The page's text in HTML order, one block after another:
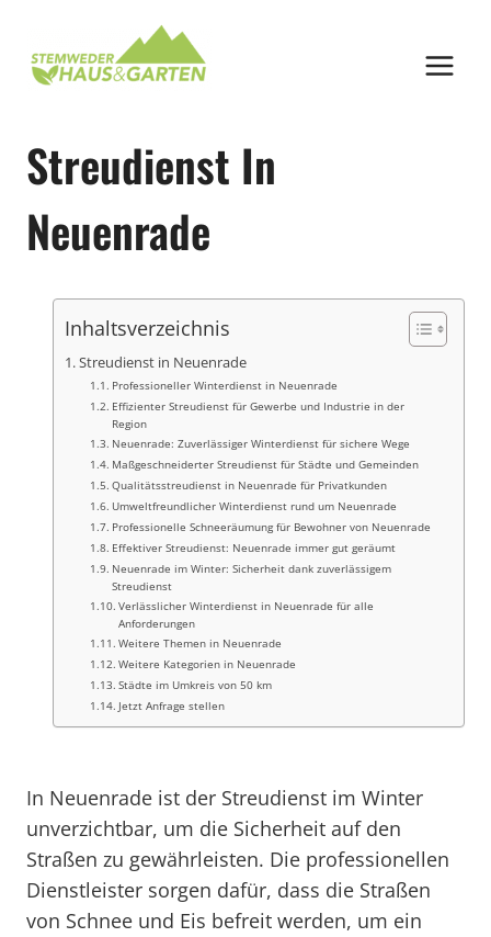
springen
Streudienst In
Neuenrade
Inhaltsverzeichnis
Streudienst in Neuenrade
Professioneller Winterdienst in Neuenrade
Effizienter Streudienst für Gewerbe und Industrie in der
Region
Neuenrade: Zuverlässiger Winterdienst für sichere Wege
Maßgeschneiderter Streudienst für Städte und Gemeinden
Qualitätsstreudienst in Neuenrade für Privatkunden
Umweltfreundlicher Winterdienst rund um Neuenrade
Professionelle Schneeräumung für Bewohner von Neuenrade
Effektiver Streudienst: Neuenrade immer gut geräumt
Neuenrade im Winter: Sicherheit dank zuverlässigem
Streudienst
Verlässlicher Winterdienst in Neuenrade für alle
Anforderungen
Weitere Themen in Neuenrade
Weitere Kategorien in Neuenrade
Städte im Umkreis von 50 km
Jetzt Anfrage stellen
In Neuenrade ist der Streudienst im Winter
unverzichtbar, um die Sicherheit auf den
Straßen zu gewährleisten. Die professionellen
Dienstleister sorgen dafür, dass die Straßen
von Schnee und Eis befreit werden, um ein